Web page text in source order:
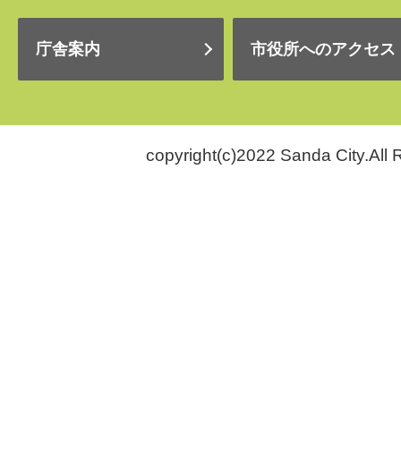
庁舎案内 市役所へのアクセス
copyright(c)2022 Sanda City.All